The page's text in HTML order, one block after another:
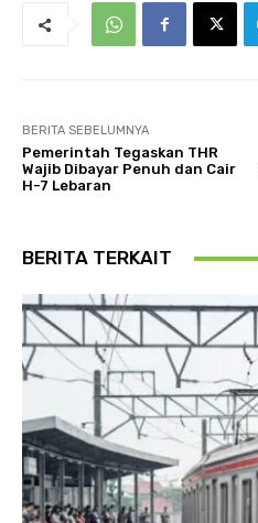
BERITA SEBELUMNYA
Pemerintah Tegaskan THR
Wajib Dibayar Penuh dan Cair
H-7 Lebaran
BERITA TERKAIT